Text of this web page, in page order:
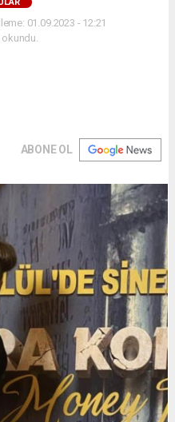
01.09.2023 - 12:21
ABONE OL